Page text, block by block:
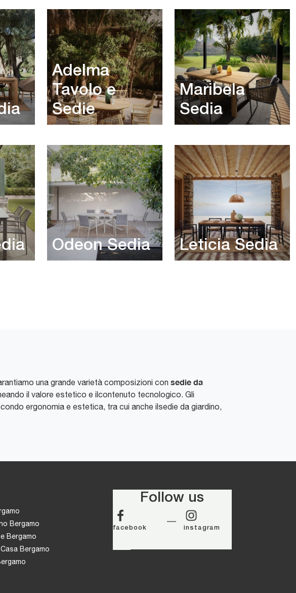
Adelma
Tavolo e
Sedie
Maribela
Sedia
Odeon Sedia Leticia Sedia
una grande varietà composizioni con sedie da
il valore estetico e ilcontenuto tecnologico. Gli
ergonomia e estetica, tra cui anche ilsedie da giardino,
Bergamo
Bergamo
Bergamo
Follow us
facebook instagram